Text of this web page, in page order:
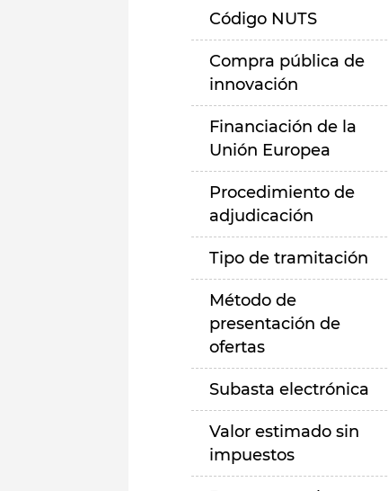
Código NUTS
Compra pública de
innovación
Financiación de la
Unión Europea
Procedimiento de
adjudicación
Tipo de tramitación
Método de
presentación de
ofertas
Subasta electrónica
Valor estimado sin
impuestos